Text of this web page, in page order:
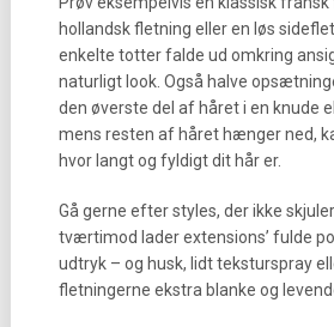
hollandsk fletning eller en løs
enkelte totter falde ud omkring
naturligt look. Også halve
den øverste del af håret i en knude
mens resten af håret hænger ned,
hvor langt og fyldigt dit hår er.
Gå gerne efter styles, der ikke
tværtimod lader extensions’ fulde
udtryk – og husk, lidt teksturspray
fletningerne ekstra blanke og